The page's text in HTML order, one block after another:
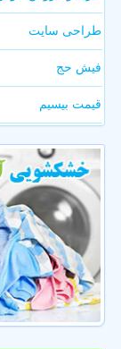
طراحی سایت
فیش حج
قیمت بیسیم